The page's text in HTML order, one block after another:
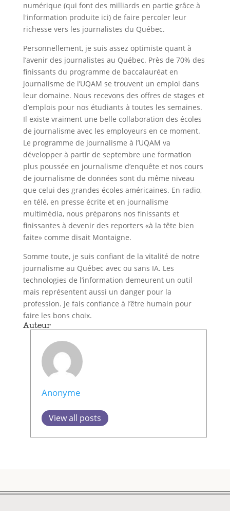
numérique (qui font des milliards en partie grâce à
l'information produite ici) de faire percoler leur
richesse vers les journalistes du Québec.
Personnellement, je suis assez optimiste quant à
l’avenir des journalistes au Québec. Près de 70% des
finissants du programme de baccalauréat en
journalisme de l’UQAM se trouvent un emploi dans
leur domaine. Nous recevons des offres de stages et
d’emplois pour nos étudiants à toutes les semaines.
Il existe vraiment une belle collaboration des écoles
de journalisme avec les employeurs en ce moment.
Le programme de journalisme à l’UQAM va
développer à partir de septembre une formation
plus poussée en journalisme d’enquête et nos cours
de journalisme de données sont du même niveau
que celui des grandes écoles américaines. En radio,
en télé, en presse écrite et en journalisme
multimédia, nous préparons nos finissants et
finissantes à devenir des reporters «à la tête bien
faite» comme disait Montaigne.
Somme toute, je suis confiant de la vitalité de notre
journalisme au Québec avec ou sans IA. Les
technologies de l’information demeurent un outil
mais représentent aussi un danger pour la
profession. Je fais confiance à l’être humain pour
faire les bons choix.
Auteur
Anonyme
View all posts